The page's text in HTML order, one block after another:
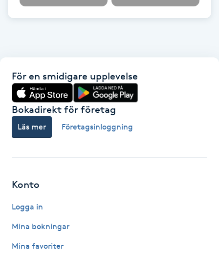
Makeup
Medial vägledning
Medicinsk massage
Melasma
För en smidigare upplevelse
Bokadirekt för företag
Läs mer Företagsinloggning
Konto
Logga in
Mina bokningar
Mina favoriter